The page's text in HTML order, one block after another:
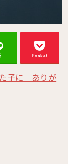
Pocket
た子に ありが